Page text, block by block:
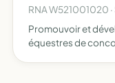
RNA W521001020
Promouvoir et
équestres de